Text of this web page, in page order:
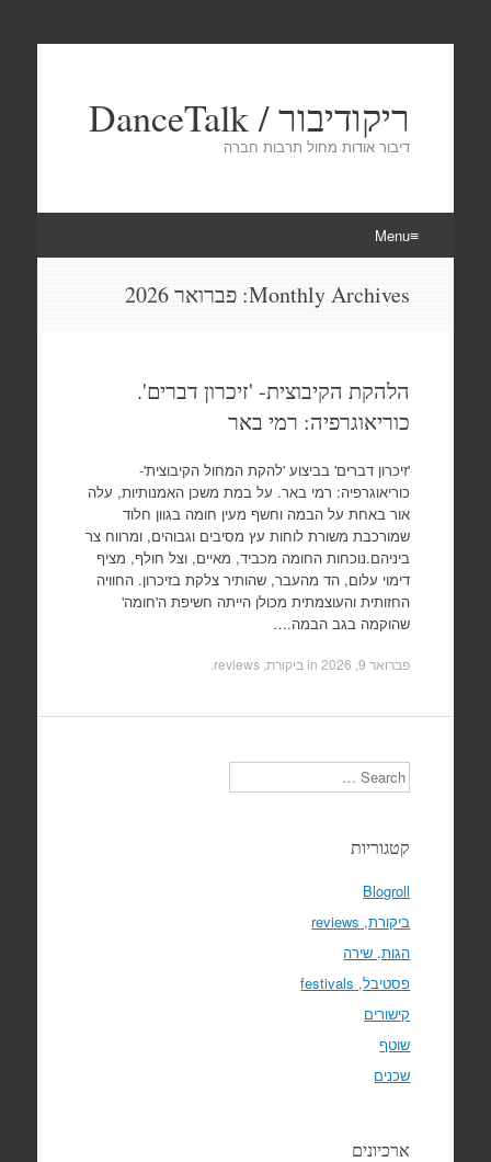
ריקודיבור / DanceTalk
דיבור אודות מחול תרבות חברה
Menu
Monthly Archives: פברואר 2026
הלהקת הקיבוצית- 'זיכרון דברים'.
כוריאוגרפיה: רמי באר
'זיכרון דברים' בביצוע 'להקת המחול הקיבוצית'-
כוריאוגרפיה: רמי באר. על במת משכן האמנותיות, עלה
אור באחת על הבמה וחשף מעין חומה בגוון חלוד
שמורכבת משורת לוחות עץ מסיבים וגבוהים, ומרווח צר
ביניהם.נוכחות החומה מכביד, מאיים, וצל חולף, מציף
דימוי עלום, הד מהעבר, שהותיר צלקת בזיכרון. החוויה
החזותית והעוצמתית מכולן הייתה חשיפת ה'חומה'
שהוקמה בגב הבמה.…
פברואר 9, 2026 in ביקורת, reviews
Search
קטגוריות
Blogroll
ביקורת, reviews
הגות, שירה
פסטיבל, festivals
קישורים
שוטף
שכנים
ארכיונים